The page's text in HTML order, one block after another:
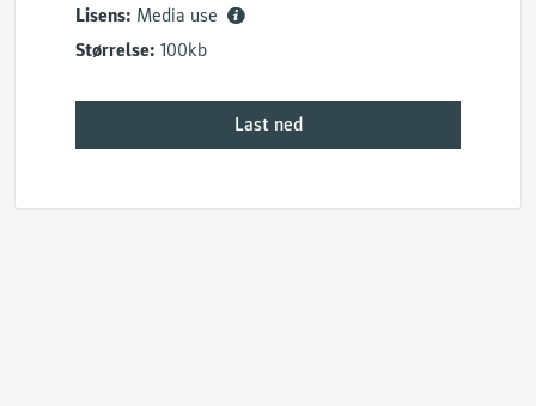
Lisens: Media use
Størrelse: 100kb
Last ned